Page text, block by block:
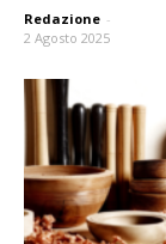
Redazione -
2 Agosto 2025